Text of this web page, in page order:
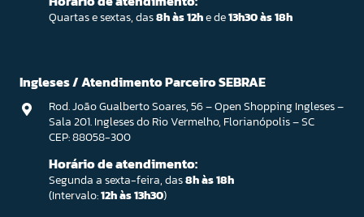
Quartas e sextas, das8h às 12he de13h30 às 18h
Ingleses / Atendimento Parceiro SEBRAE
Rod. João Gualberto Soares, 56 – Open Shopping Ingleses –
Sala 201. Ingleses do Rio Vermelho, Florianópolis – SC
CEP: 88058-300
Horário de atendimento:
Segunda a sexta-feira, das8h às 18h
(Intervalo:12h às 13h30)